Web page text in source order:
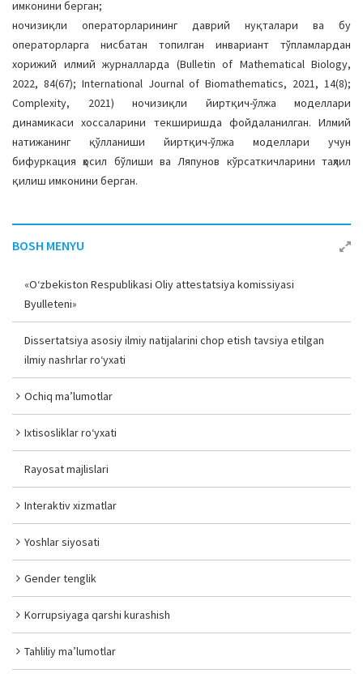
имконини берган;
ночизиқли операторларининг даврий нуқталари ва бу
операторларга нисбатан топилган инвариант тўпламлардан
хорижий илмий журналларда (Bulletin of Mathematical Biology,
2022, 84(67); International Journal of Biomathematics, 2021, 14(8);
Complexity, 2021) ночизиқли йиртқич-ўлжа моделлари
динамикаси хоссаларини текширишда фойдаланилган. Илмий
натижанинг қўлланиши йиртқич-ўлжа моделлари учун
бифуркация ҳосил бўлиши ва Ляпунов кўрсаткичларини таҳлил
қилиш имконини берган.
BOSH MENYU
«O‘zbekiston Respublikasi Oliy attestatsiya komissiyasi
Byulleteni»
Dissertatsiya asosiy ilmiy natijalarini chop etish tavsiya etilgan
ilmiy nashrlar ro‘yxati
Ochiq ma’lumotlar
Ixtisosliklar ro‘yxati
Rayosat majlislari
Interaktiv xizmatlar
Yoshlar siyosati
Gender tenglik
Korrupsiyaga qarshi kurashish
Tahliliy ma’lumotlar